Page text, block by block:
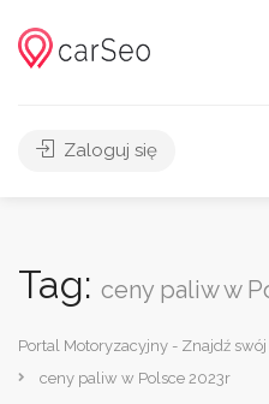
Zaloguj się
Tag: ceny paliw w
Portal Motoryzacyjny - Znajdź
ceny paliw w Polsce 2023r